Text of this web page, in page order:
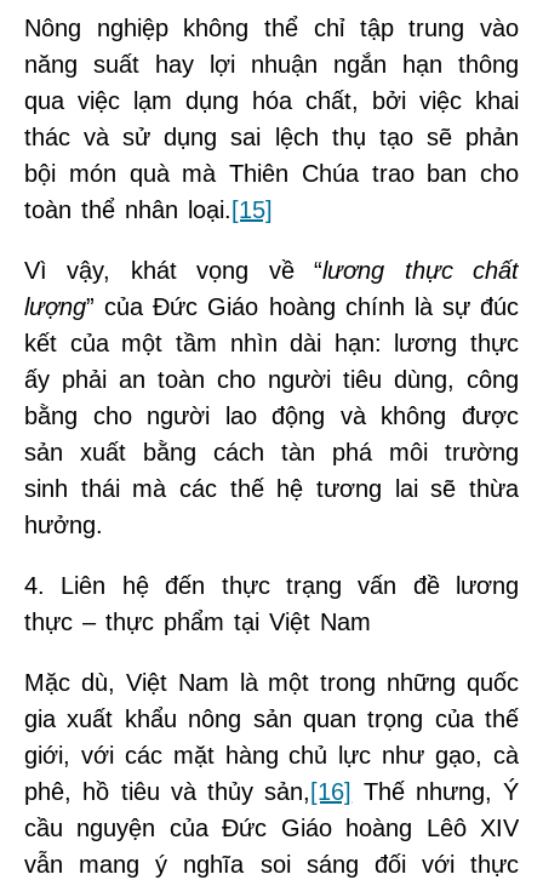
Nông nghiệp không thể chỉ tập trung vào
năng suất hay lợi nhuận ngắn hạn thông
qua việc lạm dụng hóa chất, bởi việc khai
thác và sử dụng sai lệch thụ tạo sẽ phản
bội món quà mà Thiên Chúa trao ban cho
toàn thể nhân loại. [15]
Vì vậy, khát vọng về “lương thực chất
lượng” của Đức Giáo hoàng chính là sự đúc
kết của một tầm nhìn dài hạn: lương thực
ấy phải an toàn cho người tiêu dùng, công
bằng cho người lao động và không được
sản xuất bằng cách tàn phá môi trường
sinh thái mà các thế hệ tương lai sẽ thừa
hưởng.
4. Liên hệ đến thực trạng vấn đề lương
thực – thực phẩm tại Việt Nam
Mặc dù, Việt Nam là một trong những quốc
gia xuất khẩu nông sản quan trọng của thế
giới, với các mặt hàng chủ lực như gạo, cà
phê, hồ tiêu và thủy sản, [16] Thế nhưng, Ý
cầu nguyện của Đức Giáo hoàng Lêô XIV
vẫn mang ý nghĩa soi sáng đối với thực